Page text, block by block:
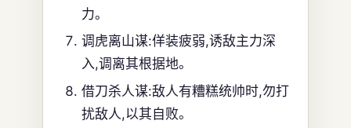
力。
调虎离山谋:佯装疲弱,诱敌主力深
入,调离其根据地。
借刀杀人谋:敌人有糟糕统帅时,勿打
扰敌人,以其自败。